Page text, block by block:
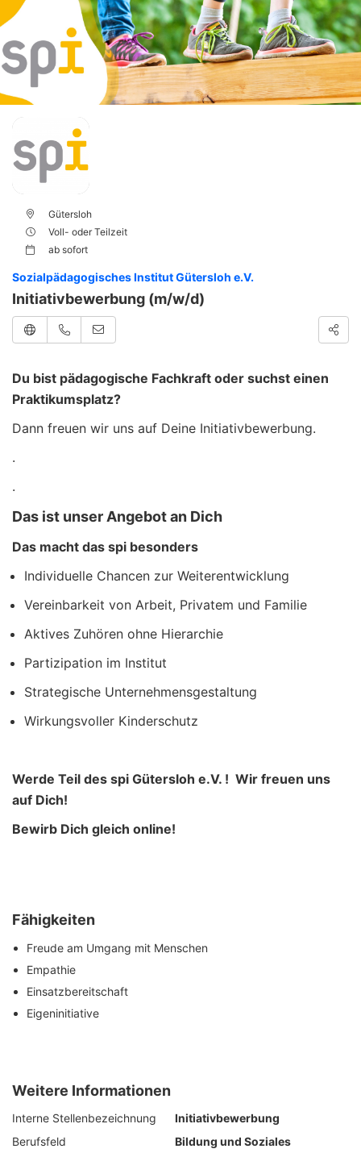
Gütersloh
Voll- oder Teilzeit
ab sofort
Sozialpädagogisches Institut Gütersloh e.V.
Initiativbewerbung (m/w/d)
Du bist pädagogische Fachkraft oder suchst einen
Praktikumsplatz?
Dann freuen wir uns auf Deine Initiativbewerbung.
.
.
Das ist unser Angebot an Dich
Das macht das spi besonders
Individuelle Chancen zur Weiterentwicklung
Vereinbarkeit von Arbeit, Privatem und Familie
Aktives Zuhören ohne Hierarchie
Partizipation im Institut
Strategische Unternehmensgestaltung
Wirkungsvoller Kinderschutz
Werde Teil des spi Gütersloh e.V. ! Wir freuen uns
auf Dich!
Bewirb Dich gleich online!
Fähigkeiten
Freude am Umgang mit Menschen
Empathie
Einsatzbereitschaft
Eigeninitiative
Weitere Informationen
Interne Stellenbezeichnung
Initiativbewerbung
Berufsfeld
Bildung und Soziales